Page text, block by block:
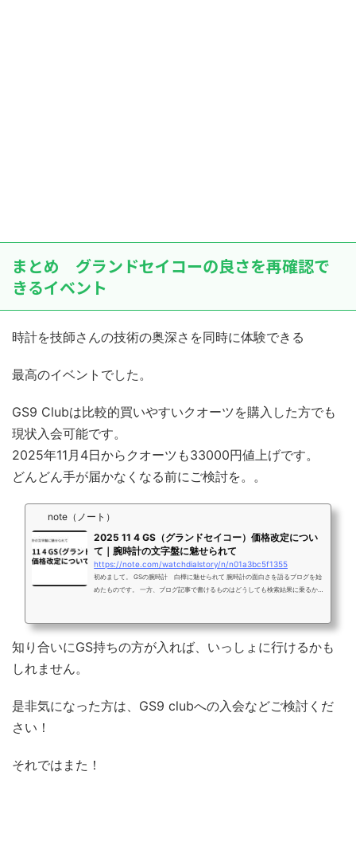
まとめ グランドセイコーの良さを再確認で
きるイベント
時計を技師さんの技術の奥深さを同時に体験できる
最高のイベントでした。
GS9 Clubは比較的買いやすいクオーツを購入した方でも
現状入会可能です。
2025年11月4日からクオーツも33000円値上げです。
どんどん手が届かなくなる前にご検討を。。
note（ノート）
2025 11 4 GS（グランドセイコー）価格改定につい
て｜腕時計の文字盤に魅せられて
https://note.com/watchdialstory/n/n01a3bc5f1355
初めまして。 GSの腕時計 白樺に魅せられて 腕時計の面白さを語るブログを始
めたものです。 一方、ブログ記事で書けるものはどうしても検索結果に乗るかに
た。 全てクオーツモデル。33000円です。 何らかの共通部品の値上げによるも
知り合いにGS持ちの方が入れば、いっしょに行けるかも
しれません。
是非気になった方は、GS9 clubへの入会などご検討くだ
さい！
それではまた！